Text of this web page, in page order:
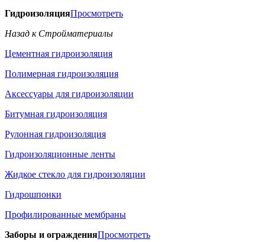
ГидроизоляцияПросмотреть
Назад к Стройматериалы
Цементная гидроизоляция
Полимерная гидроизоляция
Аксессуары для гидроизоляции
Битумная гидроизоляция
Рулонная гидроизоляция
Гидроизоляционные ленты
Жидкое стекло для гидроизоляции
Гидрошпонки
Профилированные мембраны
Заборы и огражденияПросмотреть